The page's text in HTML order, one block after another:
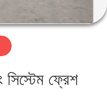
সিস্টেম ফ্রেশ